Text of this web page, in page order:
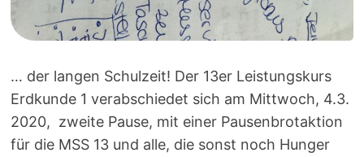
… der langen Schulzeit! Der 13er Leistungskurs
Erdkunde 1 verabschiedet sich am Mittwoch, 4.3.
2020, zweite Pause, mit einer Pausenbrotaktion
für die MSS 13 und alle, die sonst noch Hunger